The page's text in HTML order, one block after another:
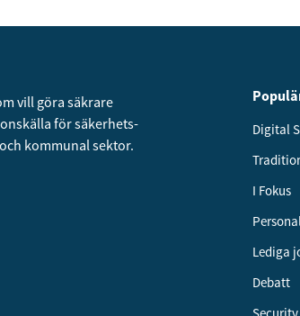
vill göra säkrare
för säkerhets­
kommunal sektor.
Digital
I Fokus
Lediga
Debatt